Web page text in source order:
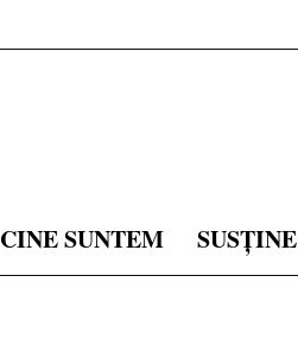
CINE SUNTEM SUSȚINE